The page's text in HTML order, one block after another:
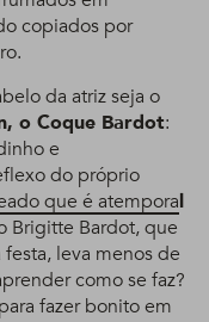
copiados por
da atriz seja o
o Coque Bardot:
e
do próprio
que é atemporal
Brigitte Bardot, que
leva menos de
como se faz?
fazer bonito em